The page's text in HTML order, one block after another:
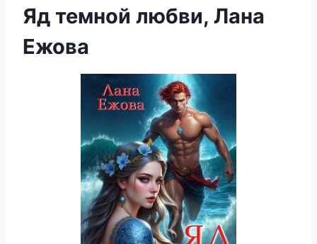
Яд темной любви, Лана
Ежова